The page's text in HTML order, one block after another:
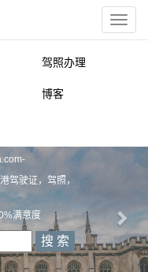
驾照办理
博客
-
驾驶证，驾照，
满意度